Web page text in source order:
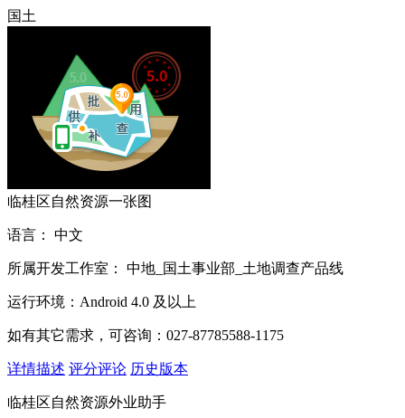
国土
临桂区自然资源一张图
语言： 中文
所属开发工作室： 中地_国土事业部_土地调查产品线
运行环境： Android 4.0 及以上
如有其它需求，可咨询：027-87785588-1175
详情描述 评分评论 历史版本
临桂区自然资源外业助手